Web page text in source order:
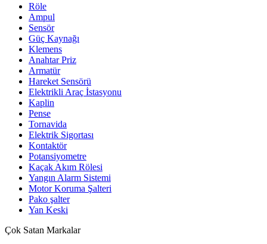
Röle
Ampul
Sensör
Güç Kaynağı
Klemens
Anahtar Priz
Armatür
Hareket Sensörü
Elektrikli Araç İstasyonu
Kaplin
Pense
Tornavida
Elektrik Sigortası
Kontaktör
Potansiyometre
Kaçak Akım Rölesi
Yangın Alarm Sistemi
Motor Koruma Şalteri
Pako şalter
Yan Keski
Çok Satan Markalar